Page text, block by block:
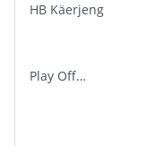
HB Käerjeng
Play Off…